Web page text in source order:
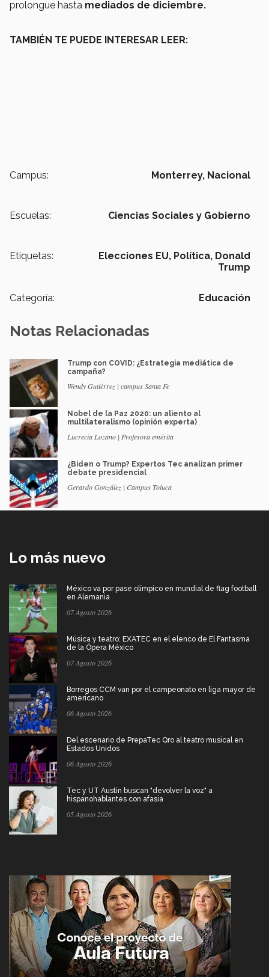
prolongue hasta mediados de diciembre.
TAMBIÉN TE PUEDE INTERESAR LEER:
Campus: Monterrey, Nacional
Escuelas: Ciencias Sociales y Gobierno
Etiquetas: Elecciones EU, Política, Donald
Trump
Categoría: Educación
Notas Relacionadas
Trump con COVID: ¿Estrategia mediática de
campaña?
Wendy Gutiérrez | campus Santa Fe
Nobel de la Paz 2020: un aliento al
multilateralismo (opinión experta)
Lucrecia Lozano | Profesora emérita
¿Biden o Trump? Expertos Tec analizan primer
debate presidencial
Gerardo González | Campus Toluca
Lo más nuevo
México va por pase olímpico en mundial de flag football
en Alemania
07 Agosto 2026
Música y teatro: EXATEC en el elenco de El Fantasma
de la Ópera México
07 Agosto 2026
Borregos CCM van por el campeonato en liga mayor de
americano
06 Agosto 2026
Del escenario de PrepaTec Qro al teatro musical en
Estados Unidos
06 Agosto 2026
Tec y UT Austin buscan "devolver la voz" a
hispanohablantes con afasia
05 Agosto 2026